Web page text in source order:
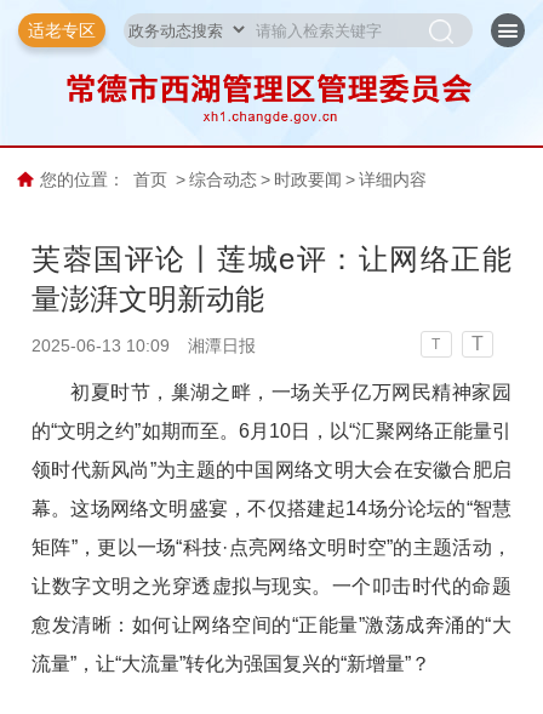
适老专区
您的位置： 首页 > 综合动态 > 时政要闻 > 详细内容
芙蓉国评论丨莲城e评：让网络正能
量澎湃文明新动能
2025-06-13 10:09 湘潭日报 T T
初夏时节，巢湖之畔，一场关乎亿万网民精神家园
的“文明之约”如期而至。6月10日，以“汇聚网络正能量引
领时代新风尚”为主题的中国网络文明大会在安徽合肥启
幕。这场网络文明盛宴，不仅搭建起14场分论坛的“智慧
矩阵”，更以一场“科技·点亮网络文明时空”的主题活动，
让数字文明之光穿透虚拟与现实。一个叩击时代的命题
愈发清晰：如何让网络空间的“正能量”激荡成奔涌的“大
流量”，让“大流量”转化为强国复兴的“新增量”？